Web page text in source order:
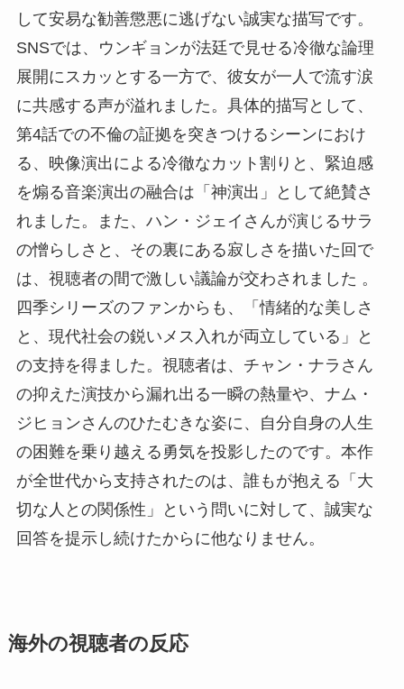
して安易な勧善懲悪に逃げない誠実な描写です。
SNSでは、ウンギョンが法廷で見せる冷徹な論理
展開にスカッとする一方で、彼女が一人で流す涙
に共感する声が溢れました。具体的描写として、
第4話での不倫の証拠を突きつけるシーンにおけ
る、映像演出による冷徹なカット割りと、緊迫感
を煽る音楽演出の融合は「神演出」として絶賛さ
れました。また、ハン・ジェイさんが演じるサラ
の憎らしさと、その裏にある寂しさを描いた回で
は、視聴者の間で激しい議論が交わされました 。
四季シリーズのファンからも、「情緒的な美しさ
と、現代社会の鋭いメス入れが両立している」と
の支持を得ました。視聴者は、チャン・ナラさん
の抑えた演技から漏れ出る一瞬の熱量や、ナム・
ジヒョンさんのひたむきな姿に、自分自身の人生
の困難を乗り越える勇気を投影したのです。本作
が全世代から支持されたのは、誰もが抱える「大
切な人との関係性」という問いに対して、誠実な
回答を提示し続けたからに他なりません。
海外の視聴者の反応